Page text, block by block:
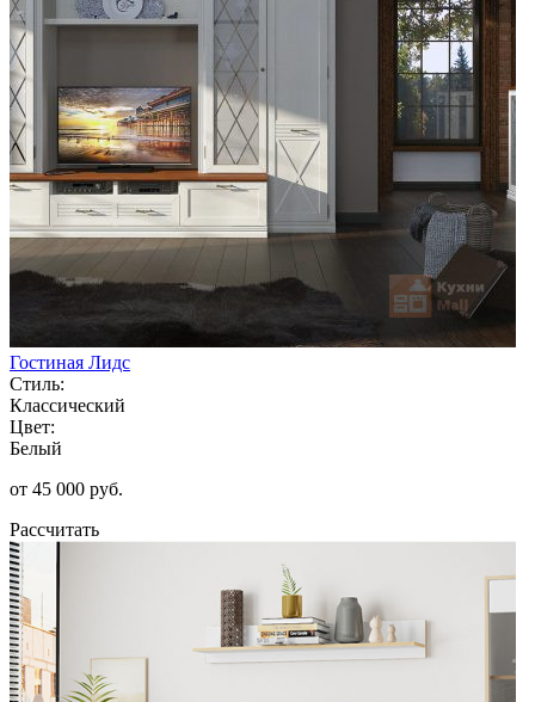
Гостиная Лидс
Стиль:
Классический
Цвет:
Белый
от 45 000 руб.
Рассчитать